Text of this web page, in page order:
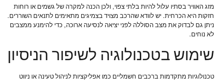
מזג האוויר בסתיו עלול להיות בלתי צפוי, ולכן הכנה למקרה של גשמים או רוחות
חזקות היא הכרחית. יש לוודא שהרכב מצויד בצמיגים מתאימים לתנאים השוררים.
ניתן גם לבדוק את מצב הסוללה לפני יציאה לנסיעה ארוכה, כדי להימנע ממצבים
לא נוחים.
שימוש בטכנולוגיה לשיפור הניסיון
טכנולוגיות מתקדמות ברכבים חשמליים כמו אפליקציות לניהול טעינה או ניווט